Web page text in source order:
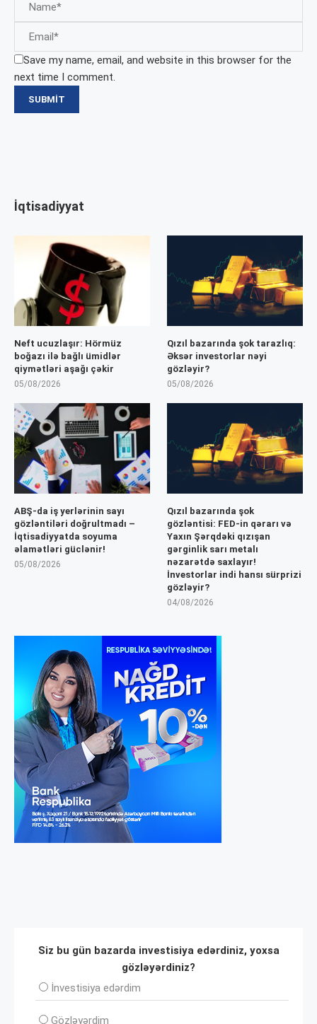
Save my name, email, and website in this browser for the
next time I comment.
İqtisadiyyat
Neft ucuzlaşır: Hörmüz
boğazı ilə bağlı ümidlər
qiymətləri aşağı çəkir
05/08/2026
Qızıl bazarında şok tarazlıq:
Əksər investorlar nəyi
gözləyir?
05/08/2026
ABŞ-da iş yerlərinin sayı
gözləntiləri doğrultmadı –
İqtisadiyyatda soyuma
əlamətləri güclənir!
05/08/2026
Qızıl bazarında şok
gözləntisi: FED-in qərarı və
Yaxın Şərqdəki qızışan
gərginlik sarı metalı
nəzarətdə saxlayır!
İnvestorlar indi hansı sürprizi
gözləyir?
04/08/2026
Siz bu gün bazarda investisiya edərdiniz, yoxsa
gözləyərdiniz?
İnvеstisiya edərdim
Gözləyərdim